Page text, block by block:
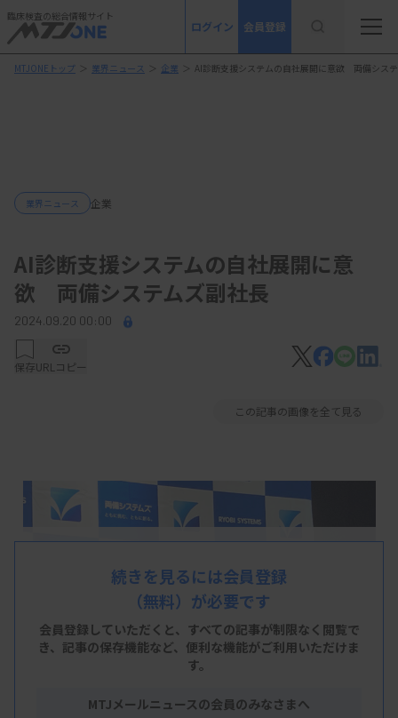
臨床検査の総合情報サイト
ログイン 会員登録
MTJONEトップ ＞ 業界ニュース ＞ 企業 ＞ AI診断支援システムの自社展開に意欲 両備シス
業界ニュース 企業
AI診断支援システムの自社展開に意
欲 両備システムズ副社長
2024.09.20 00:00
保存URLコピー
この記事の画像を全て見る
続きを見るには会員登録
（無料）が必要です
会員登録していただくと、すべての記事が制限なく閲覧で
き、 記事の保存機能など、便利な機能がご利用いただけま
す。
MTJメールニュースの会員のみなさまへ